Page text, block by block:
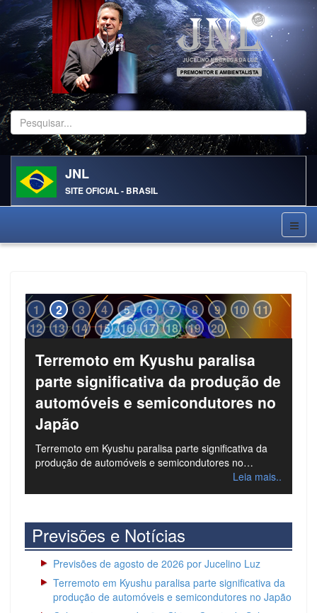
Pesquisar...
JNL
SITE OFICIAL - BRASIL
Terremoto em Kyushu paralisa
parte significativa da produção de
automóveis e semicondutores no
Japão
Terremoto em Kyushu paralisa parte significativa da
produção de automóveis e semicondutores no…
Leia mais..
1 2 3 4 5 6 7 8 9 10
11
12
13 14 15 16 17 18 19 20
Previsões e Notícias
Previsões de agosto de 2026 por Jucelino Luz
Terremoto em Kyushu paralisa parte significativa da
produção de automóveis e semicondutores no Japão